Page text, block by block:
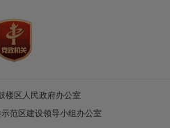
楼区人民政府办公室
范区建设领导小组办公室